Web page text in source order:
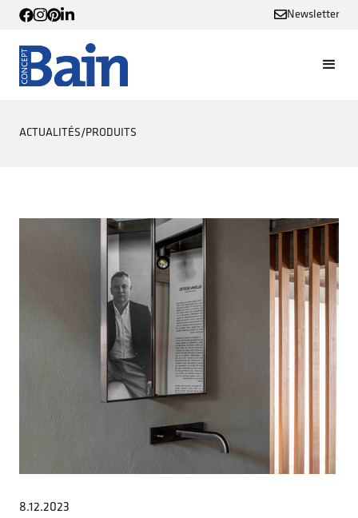
Newsletter
ACTUALITÉS/PRODUITS
8.12.2023